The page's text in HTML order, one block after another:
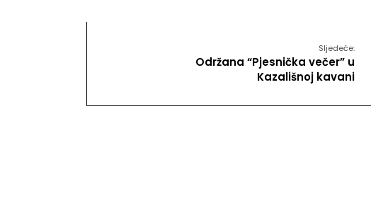
Sljedeće:
Održana “Pjesnička večer” u
Kazališnoj kavani